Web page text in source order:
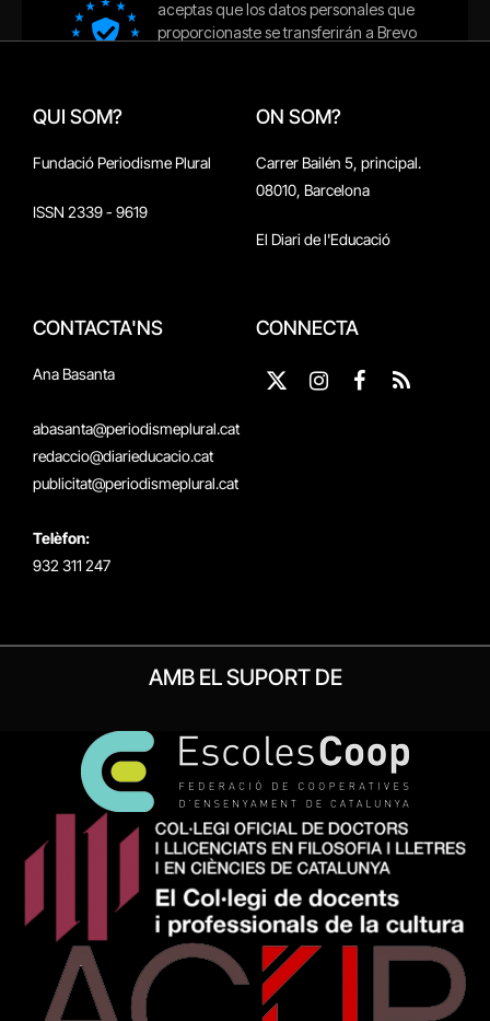
QUI SOM?
Fundació Periodisme Plural
ISSN 2339 - 9619
ON SOM?
Carrer Bailén 5, principal.
08010, Barcelona
El Diari de l'Educació
CONTACTA'NS
Ana Basanta
abasanta@periodismeplural.cat
redaccio@diarieducacio.cat
publicitat@periodismeplural.cat
Telèfon:
932 311 247
CONNECTA
X
Instagram
Facebook
RSS
AMB EL SUPORT DE